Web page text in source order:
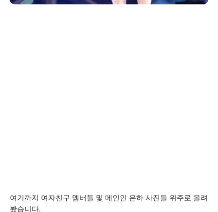
여기까지 여자친구 멤버들 및 메인인 은하 사진들 위주로 올려
봤습니다.